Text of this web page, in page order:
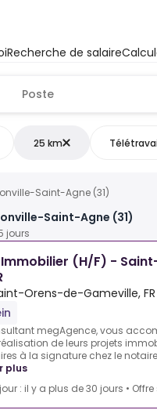
Recherche de salaire
25 km
Saint-Agne (31)
Saint-Agne (31)
jours
(H/F) -
Orens-de-Gameville, FR
megAgence, vous
de leurs projets
à la signature chez le
plus
: il y a plus de 30 jours •